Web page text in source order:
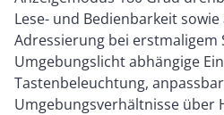
Lese- und Bedienbarkeit
Adressierung bei erstmaligem
Umgebungslicht abhängige
Tastenbeleuchtung,
Umgebungsverhältnisse über